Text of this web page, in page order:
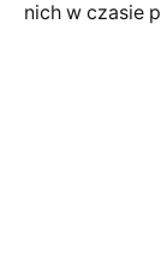
nich w czasie